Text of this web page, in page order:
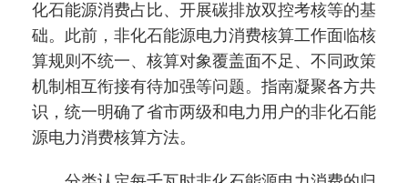
化石能源消费占比、开展碳排放双控考核等的基
础。此前，非化石能源电力消费核算工作面临核
算规则不统一、核算对象覆盖面不足、不同政策
机制相互衔接有待加强等问题。指南凝聚各方共
识，统一明确了省市两级和电力用户的非化石能
源电力消费核算方法。